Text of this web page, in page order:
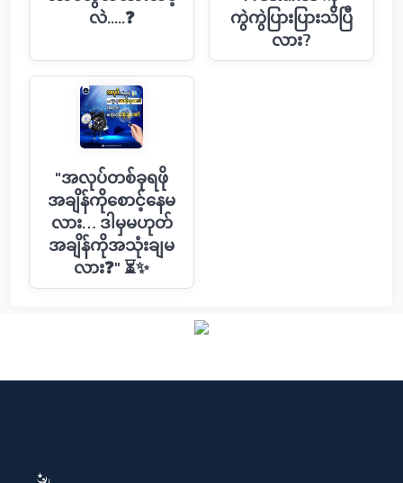
လဲ.....❓
ကွဲကွဲပြားပြားသိပြီ
လား?
"အလုပ်တစ်ခုရဖို
အချိန်ကိုစောင့်နေမ
လား… ဒါမှမဟုတ်
အချိန်ကိုအသုံးချမ
လား❓" ⏳✨